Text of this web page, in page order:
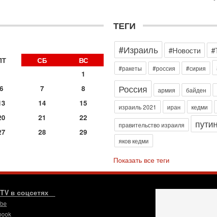
СБ
ВС
1
6 7
8
14
15
21
22
28
29
ТЕГИ
#Израиль
#Новости
#ракеты #россия #сирия
Россия армия байден
израиль 2021 иран кедми
правительство израиля путин
яков кедми
Показать все теги
в соцсетях